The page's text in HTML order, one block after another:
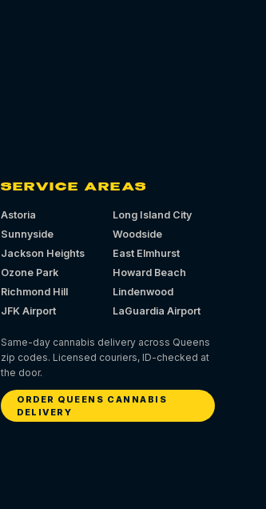
SERVICE AREAS
Astoria
Long Island City
Sunnyside
Woodside
Jackson Heights
East Elmhurst
Ozone Park
Howard Beach
Richmond Hill
Lindenwood
JFK Airport
LaGuardia Airport
Same-day cannabis delivery across Queens
zip codes. Licensed couriers, ID-checked at
the door.
ORDER QUEENS CANNABIS
DELIVERY